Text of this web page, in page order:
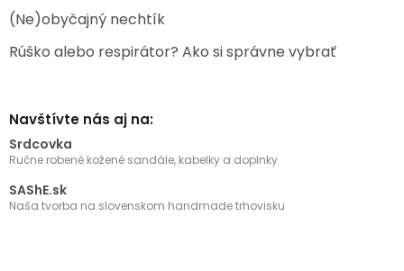
(Ne)obyčajný nechtík
Rúško alebo respirátor? Ako si správne vybrať
Navštívte nás aj na:
Srdcovka
Ručne robené kožené sandále, kabelky a doplnky
SAShE.sk
Naša tvorba na slovenskom handmade trhovisku